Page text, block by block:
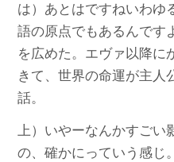
は）あとはですねいわゆ
語の原点でもあるんです
を広めた。エヴァ以降に
きて、世界の命運が主人
話。
上）いやーなんかすごい
の、確かにっていう感じ